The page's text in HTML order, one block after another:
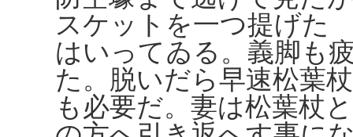
スケットを一つ提げた
はいってゐる。義脚も
た。脱いだら早速松葉
も必要だ。妻は松葉杖